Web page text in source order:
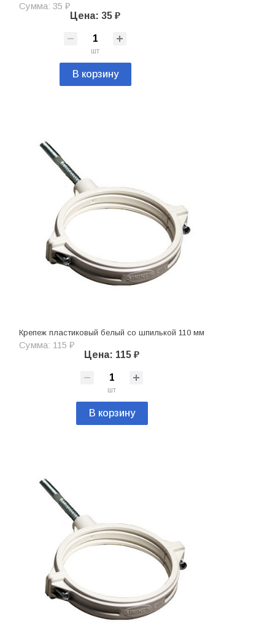
Сумма: 35 ₽
Цена: 35 ₽
шт
В корзину
Крепеж пластиковый белый со шпилькой 110 мм
Сумма: 115 ₽
Цена: 115 ₽
шт
В корзину